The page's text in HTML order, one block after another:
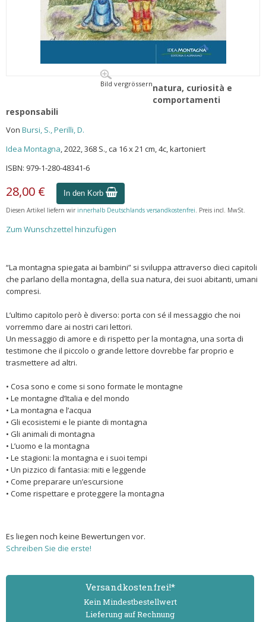
Bild vergrössernnatura, curiosità e
comportamenti
responsabili
Von Bursi, S., Perilli, D.
Idea Montagna, 2022, 368 S., ca 16 x 21 cm, 4c, kartoniert
ISBN: 979-1-280-48341-6
28,00 € In den Korb
Diesen Artikel liefern wir innerhalb Deutschlands versandkostenfrei. Preis incl. MwSt.
Zum Wunschzettel hinzufügen
“La montagna spiegata ai bambini” si sviluppa attraverso dieci capitoli
che parlano della montagna, della sua natura, dei suoi abitanti, umani
compresi.
L’ultimo capitolo però è diverso: porta con sé il messaggio che noi
vorremmo dare ai nostri cari lettori.
Un messaggio di amore e di rispetto per la montagna, una sorta di
testimone che il piccolo o grande lettore dovrebbe far proprio e
trasmettere ad altri.
• Cosa sono e come si sono formate le montagne
• Le montagne d’Italia e del mondo
• La montagna e l’acqua
• Gli ecosistemi e le piante di montagna
• Gli animali di montagna
• L’uomo e la montagna
• Le stagioni: la montagna e i suoi tempi
• Un pizzico di fantasia: miti e leggende
• Come preparare un’escursione
• Come rispettare e proteggere la montagna
Es liegen noch keine Bewertungen vor.
Schreiben Sie die erste!
Versand­kostenfrei!*
Kein Mindest­bestell­wert
Lieferung auf Rechnung